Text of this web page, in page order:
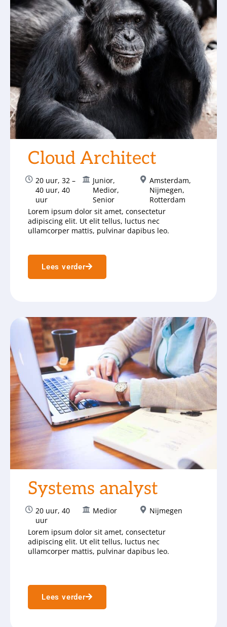
Cloud Architect
20 uur, 32 –
40 uur, 40
uur
Junior,
Medior,
Senior
Amsterdam,
Nijmegen,
Rotterdam
Lorem ipsum dolor sit amet, consectetur
adipiscing elit. Ut elit tellus, luctus nec
ullamcorper mattis, pulvinar dapibus leo.
Lees verder
Systems analyst
20 uur, 40
uur
Medior Nijmegen
Lorem ipsum dolor sit amet, consectetur
adipiscing elit. Ut elit tellus, luctus nec
ullamcorper mattis, pulvinar dapibus leo.
Lees verder